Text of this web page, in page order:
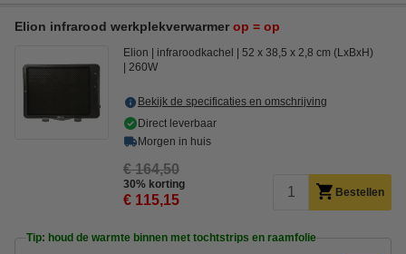
Elion infrarood werkplekverwarmer op = op
Elion infraroodkachel
52 x 38,5 x 2,8 cm (LxBxH)
260W
Bekijk de specificaties en omschrijving
Direct leverbaar
Morgen in huis
€ 164,50
30% korting
€ 115,15 Bestellen
Tip: houd de warmte binnen met tochtstrips en raamfolie